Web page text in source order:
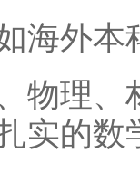
海外
物理
实的数